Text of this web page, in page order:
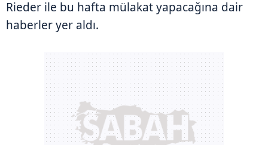
Rieder ile bu hafta mülakat yapacağına dair
haberler yer aldı.